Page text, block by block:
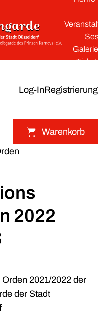
Galerie
Tickets
Log-InRegistrierung
Warenkorb
2022
2021/2022 der
der Stadt